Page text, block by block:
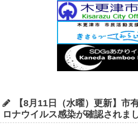
【8月11日（水曜）更新】市
ロナウイルス感染が確認されま